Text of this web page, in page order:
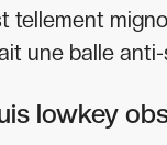
tellement
une balle
lowkey